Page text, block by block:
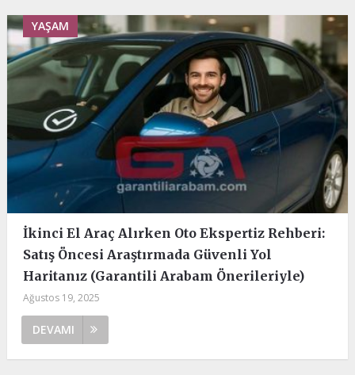
YAŞAM
İkinci El Araç Alırken Oto Ekspertiz Rehberi:
Satış Öncesi Araştırmada Güvenli Yol
Haritanız (Garantili Arabam Önerileriyle)
Ağustos 19, 2025
DEVAMI